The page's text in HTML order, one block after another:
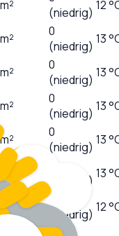
(niedrig) 12
0
(niedrig) 13
0
(niedrig) 13
0
(niedrig) 13
m²
0
(niedrig) 13
(niedrig) 13
m²
0
(niedrig) 12
0